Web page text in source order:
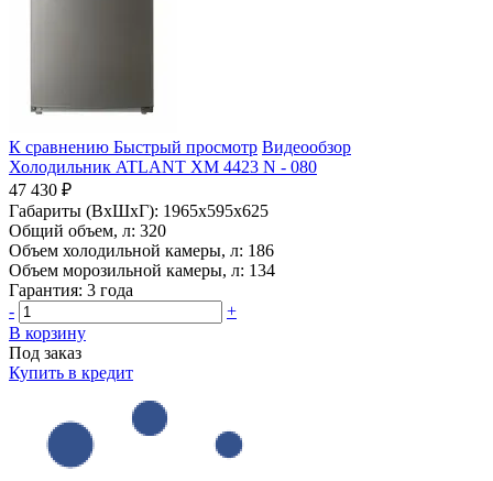
К сравнению Быстрый просмотр Видеообзор
Холодильник ATLANT ХМ 4423 N - 080
47 430 ₽
Габариты (ВхШхГ): 1965x595x625
Общий объем, л: 320
Объем холодильной камеры, л: 186
Объем морозильной камеры, л: 134
Гарантия: 3 года
-
+
В корзину
Под заказ
Купить в кредит